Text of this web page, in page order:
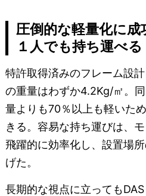
圧倒的な軽量化に成
１人でも持ち運べる
特許取得済みのフレーム設
の重量はわずか4.2Kg/㎡。
量よりも70％以上も軽いた
きる。容易な持ち運びは、
飛躍的に効率化し、設置場
げた。
長期的な視点に立っても